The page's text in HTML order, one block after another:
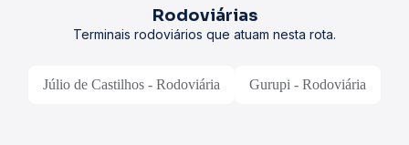
Rodoviárias
Terminais rodoviários que atuam nesta rota.
Júlio de Castilhos - Rodoviária Gurupi - Rodoviária